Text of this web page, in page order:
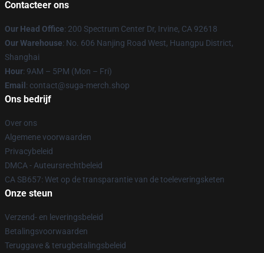
Contacteer ons
Our Head Office: 200 Spectrum Center Dr, Irvine, CA 92618
Our Warehouse: No. 606 Nanjing Road West, Huangpu District,
Shanghai
Hour: 9AM – 5PM (Mon – Fri)
Email : contact@suga-merch.shop
Ons bedrijf
Over ons
Algemene voorwaarden
Privacybeleid
DMCA - Auteursrechtbeleid
CA SB657: Wet op de transparantie van de toeleveringsketen
Onze steun
Verzend- en leveringsbeleid
Betalingsvoorwaarden
Teruggave & terugbetalingsbeleid